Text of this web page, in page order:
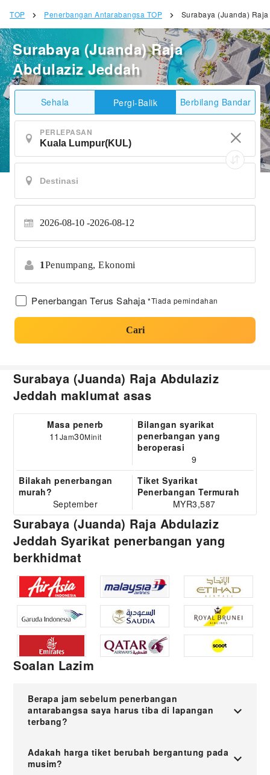
TOP Penerbangan Antarabangsa TOP Surabaya (Juanda)
Surabaya (Juanda) Raja
Abdulaziz Jeddah
Sehala Pergi-Balik Berbilang Bandar
PERLEPASAN
2026-08-10 2026-08-12
1Penumpang, Ekonomi
Penerbangan Terus Sahaja *Tiada pemindahan
Cari
Surabaya (Juanda) Raja Abdulaziz
Jeddah maklumat asas
Masa penerb
11 Jam30Minit
Bilangan syarikat
penerbangan yang
beroperasi
9
Bilakah penerbangan
murah?
September
Tiket Syarikat
Penerbangan Termurah
MYR3,587
Surabaya (Juanda) Raja Abdulaziz
Jeddah Syarikat penerbangan yang
berkhidmat
Soalan Lazim
Berapa jam sebelum penerbangan
antarabangsa saya harus tiba di lapangan
terbang?
Adakah harga tiket berubah bergantung pada
musim?